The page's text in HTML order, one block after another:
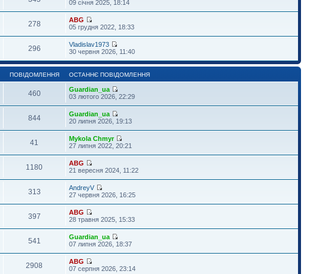
09 січня 2025, 18:14
278
ABG
05 грудня 2022, 18:33
296
Vladislav1973
30 червня 2026, 11:40
ПОВІДОМЛЕННЯ ОСТАННЄ ПОВІДОМЛЕННЯ
460
Guardian_ua
03 лютого 2026, 22:29
844
Guardian_ua
20 липня 2026, 19:13
41
Mykola Chmyr
27 липня 2022, 20:21
1180
ABG
21 вересня 2024, 11:22
313
AndreyV
27 червня 2026, 16:25
397
ABG
28 травня 2025, 15:33
541
Guardian_ua
07 липня 2026, 18:37
2908
ABG
07 серпня 2026, 23:14